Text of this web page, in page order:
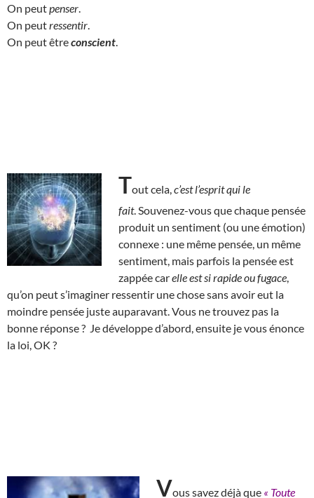
On peutpenser
On peutressentir
On peut êtreconscient
Tout cela, c’est l’esprit qui le
fait. Souvenez-vous que chaque pensée
produit un sentiment (ou une émotion)
connexe : une même pensée, un même
sentiment, mais parfois la pensée est
zappée carelle est si rapide ou fugace
qu’on peut s’imaginer ressentir une chose sans avoir eut la
moindre pensée juste auparavant. Vous ne trouvez pas la
bonne réponse ? Je développe d’abord, ensuite je vous énonce
la loi, OK ?
Vous savez déjà que « Toute